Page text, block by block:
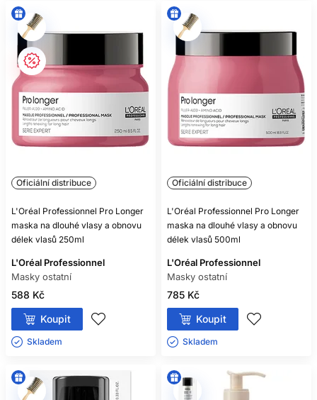
Oficiální distribuce
L'Oréal Professionnel Pro Longer
maska ​​na dlouhé vlasy a obnovu
délek vlasů 250ml
L'Oréal Professionnel
Masky ostatní
588 Kč
Koupit
Skladem ㅤ
Oficiální distribuce
L'Oréal Professionnel Pro Longer
maska ​​na dlouhé vlasy a obnovu
délek vlasů 500ml
L'Oréal Professionnel
Masky ostatní
785 Kč
Koupit
Skladem ㅤ